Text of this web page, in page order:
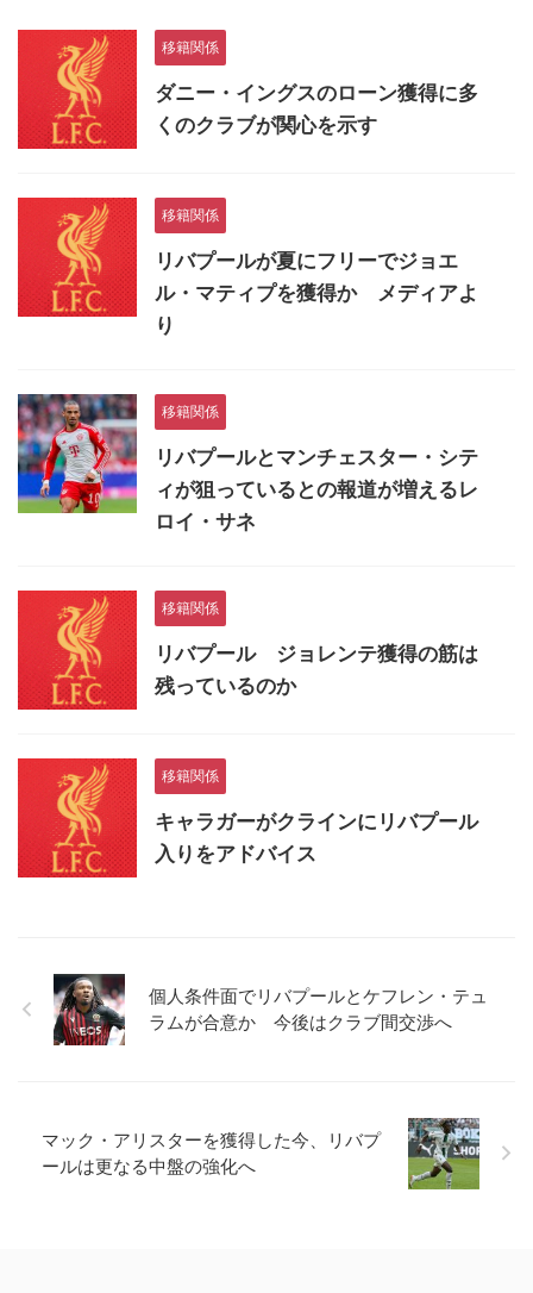
移籍関係
ダニー・イングスのローン獲得に多
くのクラブが関心を示す
移籍関係
リバプールが夏にフリーでジョエ
ル・マティプを獲得か メディアよ
り
移籍関係
リバプールとマンチェスター・シテ
ィが狙っているとの報道が増えるレ
ロイ・サネ
移籍関係
リバプール ジョレンテ獲得の筋は
残っているのか
移籍関係
キャラガーがクラインにリバプール
入りをアドバイス
個人条件面でリバプールとケフレン・テュ
ラムが合意か 今後はクラブ間交渉へ
マック・アリスターを獲得した今、リバプ
ールは更なる中盤の強化へ